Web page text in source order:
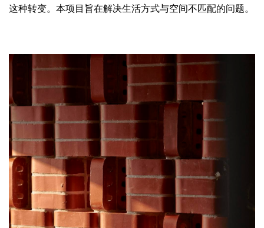
企业招聘
关于我们
这种转变。本项目旨在解决生活方式与空间不匹配的问题。